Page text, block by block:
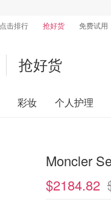
点击排行 抢好货 免费试用
抢好货
彩妆 个人护理
Moncler
$2184.82